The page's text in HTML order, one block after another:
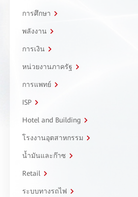
การศึกษา
พลังงาน
การเงิน
หน่วยงานภาครัฐ
การแพทย์
ISP
Hotel and Building
โรงงานอุตสาหกรรม
น้ำมันและก๊าซ
Retail
ระบบทางรถไฟ